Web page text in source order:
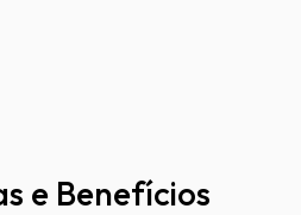
e Benefícios